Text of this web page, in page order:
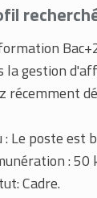
la gestion
récemment
: Le poste est
: 50
Cadre.